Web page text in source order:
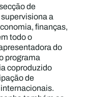
de
a
finanças,
todo o
do
programa
coproduzido
de